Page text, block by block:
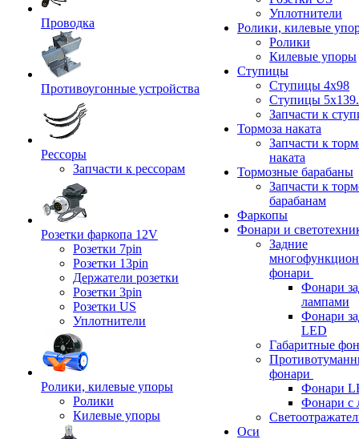
Проводка
Противоугонные устройства
Рессоры
Запчасти к рессорам
Розетки фаркопа 12V
Розетки 7pin
Розетки 13pin
Держатели розетки
Розетки 3pin
Розетки US
Уплотнители
Ролики, килевые упоры
Ролики
Килевые упоры
Уплотнители
Ролики, килевые
Ролики
Килевые упоры
Ступицы
Ступицы 4x98
Ступицы
Запчасти к
Тормоза наката
Запчасти к
наката
Тормозные барабаны
Запчасти к
барабанам
Фаркопы
Фонари и
Задние
фонари
Фонари
лампами
Фонари
LED
Габаритные
фонари
Фонари
Фонари с
Оси